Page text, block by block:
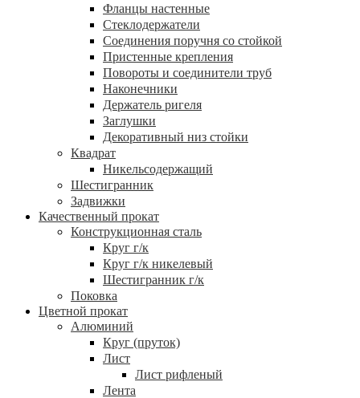
Фланцы настенные
Стеклодержатели
Соединения поручня со стойкой
Пристенные крепления
Повороты и соединители труб
Наконечники
Держатель ригеля
Заглушки
Декоративный низ стойки
Квадрат
Никельсодержащий
Шестигранник
Задвижки
Качественный прокат
Конструкционная сталь
Круг г/к
Круг г/к никелевый
Шестигранник г/к
Поковка
Цветной прокат
Алюминий
Круг (пруток)
Лист
Лист рифленый
Лента